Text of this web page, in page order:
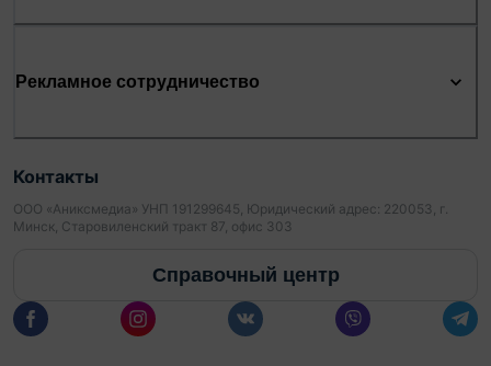
Рекламное сотрудничество
Контакты
ООО «Аниксмедиа» УНП 191299645, Юридический адрес: 220053, г.
Минск, Старовиленский тракт 87, офис 303
Справочный центр